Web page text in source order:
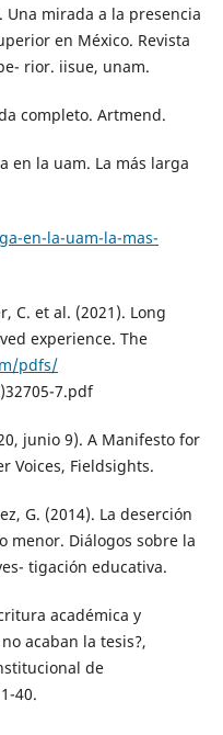
Una mirada a la presencia
en México. Revista
rior. iisue, unam.
completo. Artmend.
en la uam. La más larga
en-la-uam-la-mas-
C. et al. (2021). Long
experience. The
pdfs/
7.pdf
junio 9). A Manifesto for
Voices, Fieldsights.
G. (2014). La deserción
menor. Diálogos sobre la
tigación educativa.
académica y
acaban la tesis?,
de
40.